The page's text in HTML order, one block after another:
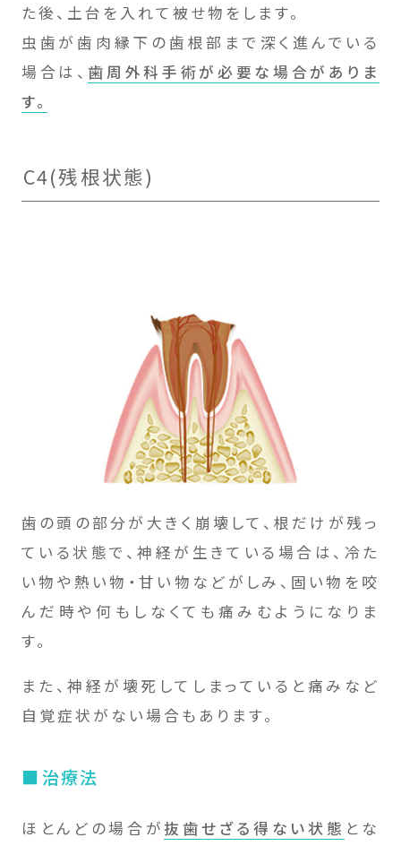
た後、土台を入れて被せ物をします。
虫歯が歯肉縁下の歯根部まで深く進んでいる
場合は、 歯周外科手術が必要な場合がありま
す。
C4(残根状態)
歯の頭の部分が大きく崩壊して、根だけが残っ
ている状態で、神経が生きている場合は、冷た
い物や熱い物・甘い物などがしみ、固い物を咬
んだ時や何もしなくても痛みむようになりま
す。
また、神経が壊死してしまっていると痛みなど
自覚症状がない場合もあります。
治療法
ほとんどの場合が抜歯せざる得ない状態 とな